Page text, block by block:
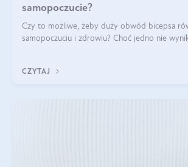
samopoczucie?
Czy to możliwe, żeby duży obwód bicepsa
samopoczuciu i zdrowiu? Choć jedno nie
wyjaśnimy.
CZYTAJ